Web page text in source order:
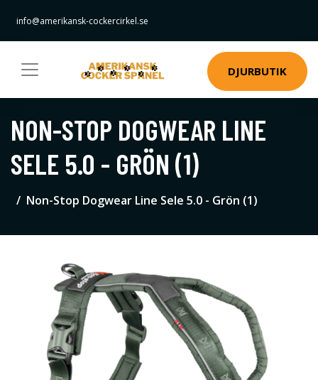
info@amerikansk-cockercirkel.se
DJURBUTIK
NON-STOP DOGWEAR LINE
SELE 5.0 - GRÖN (1)
Non-Stop Dogwear Line Sele 5.0 - Grön (1)